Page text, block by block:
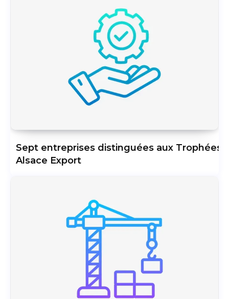
Sept entreprises distinguées aux Trophées
Alsace Export